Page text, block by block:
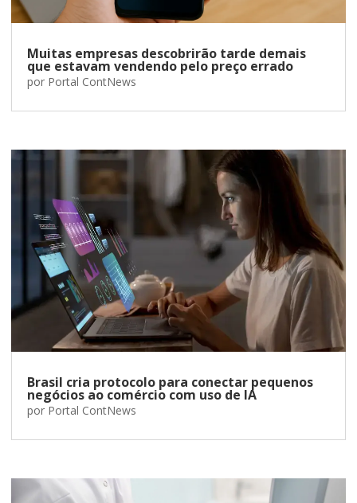
Muitas empresas descobrirão tarde demais
que estavam vendendo pelo preço errado
por Portal ContNews
Brasil cria protocolo para conectar pequenos
negócios ao comércio com uso de IA
por Portal ContNews